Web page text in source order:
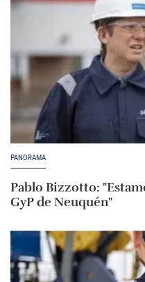
PANORAMA
Pablo Bizzotto:
GyP de Neuquén"